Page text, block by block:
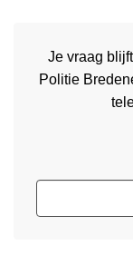
Je vraag
Politie